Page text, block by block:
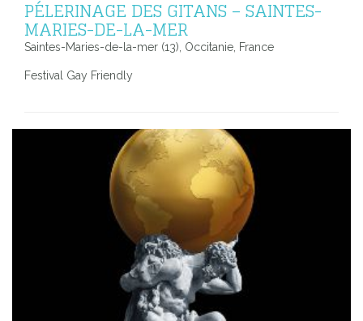
PÉLERINAGE DES GITANS – SAINTES-
MARIES-DE-LA-MER
Saintes-Maries-de-la-mer (13), Occitanie, France
Festival Gay Friendly